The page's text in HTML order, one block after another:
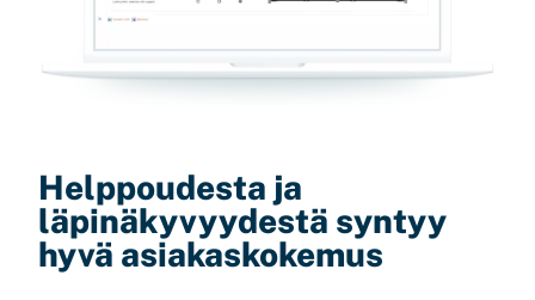
Helppoudesta ja
läpinäkyvyydestä syntyy
hyvä asiakaskokemus